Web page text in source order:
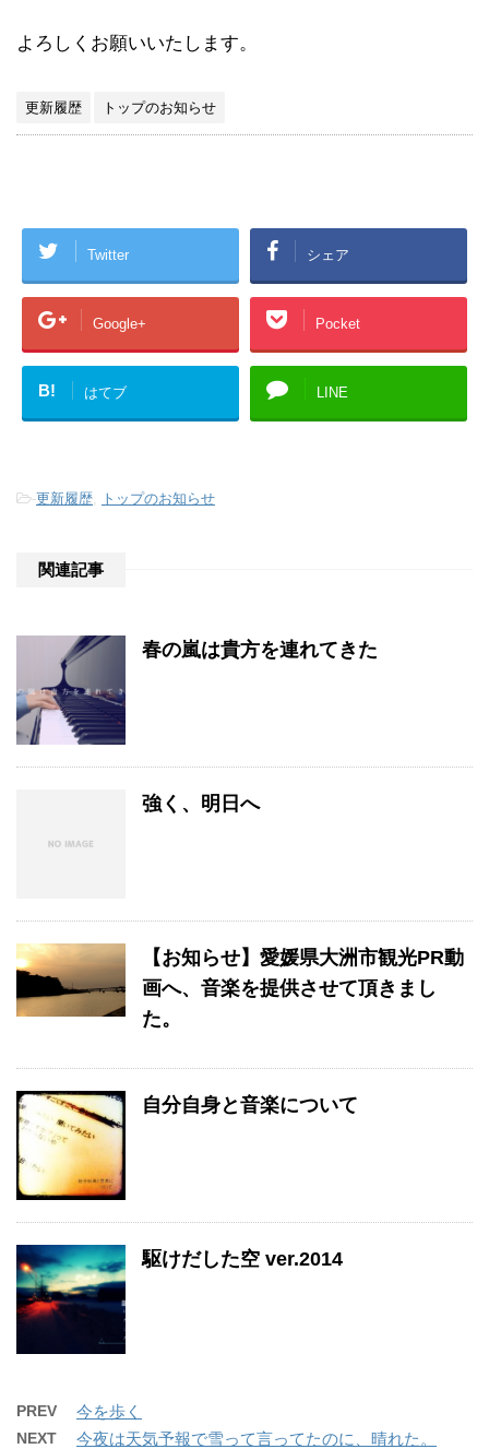
よろしくお願いいたします。
更新履歴 トップのお知らせ
Twitter シェア
Google+ Pocket
B! はてブ LINE
-更新履歴 トップのお知らせ
関連記事
春の嵐は貴方を連れてきた
強く、明日へ
【お知らせ】愛媛県大洲市観光PR動
画へ、音楽を提供させて頂きまし
た。
自分自身と音楽について
駆けだした空 ver.2014
PREV 今を歩く
NEXT 今夜は天気予報で雪って言ってたのに、晴れた。